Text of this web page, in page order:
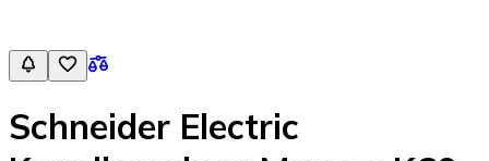
Schneider Electric